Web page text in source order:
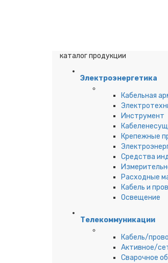
каталог продукции
Электроэнергетика
Кабельная
Инструмент
Крепежные
Средства
Расходные
Кабель и
Освещение
Телекоммуникации
Кабель/
Активное/
Сварочное